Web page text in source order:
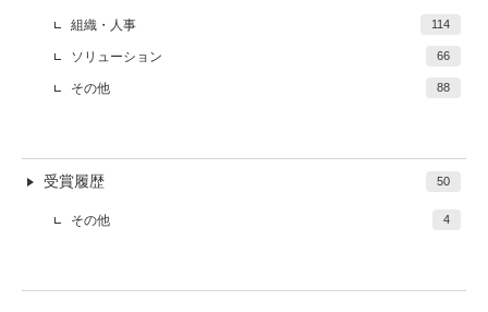
組織・人事 114
ソリューション 66
その他 88
受賞履歴 50
その他 4